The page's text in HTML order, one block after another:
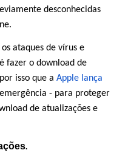
desconhecidas
ataques de vírus e
fazer o download de
isso que a Apple lança
- para proteger
de atualizações e
.